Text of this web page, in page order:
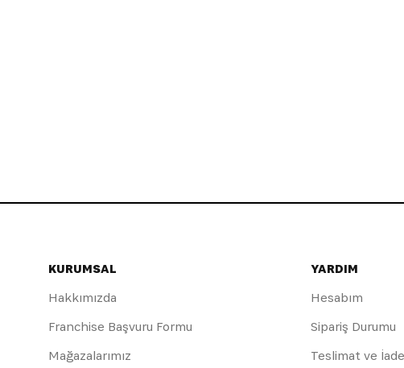
KURUMSAL
Hakkımızda
Franchise Başvuru Formu
Mağazalarımız
YARDIM
Hesabım
Sipariş Durumu
Teslimat ve İade